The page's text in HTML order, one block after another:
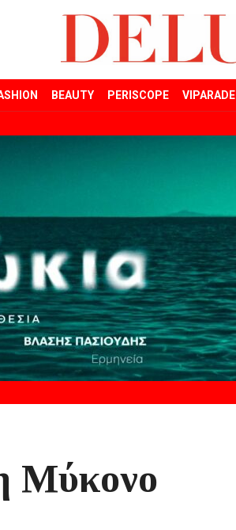
BEAUTY PERISCOPE VIPARADE
Μύκονο